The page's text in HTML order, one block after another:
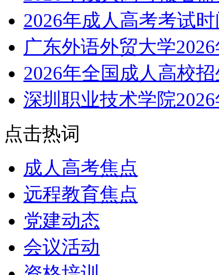
2026年成人高考考试
广东外语外贸大学
2026年全国成人高校
深圳职业技术学院
点击热词
成人高考焦点
远程教育焦点
党建动态
会议活动